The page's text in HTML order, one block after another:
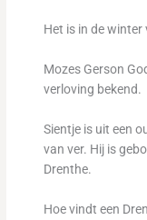
Het is in de
Mozes Gerson
verloving bekend.
Sientje is uit een
van ver. Hij is
Drenthe.
Hoe vindt een